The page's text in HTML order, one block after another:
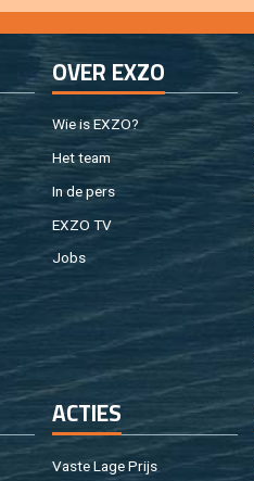
OVER EXZO
Wie is EXZO?
Het team
In de pers
EXZO TV
Jobs
AC­TIES
Vaste Lage Prijs